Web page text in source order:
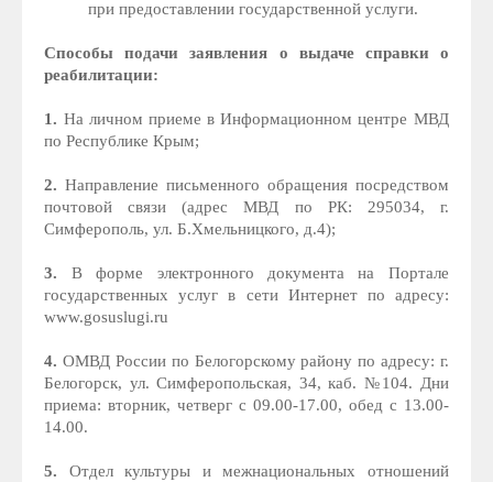
при предоставлении государственной услуги.
Способы подачи заявления о выдаче справки о
реабилитации:
1. На личном приеме в Информационном центре МВД
по Республике Крым;
2. Направление письменного обращения посредством
почтовой связи (адрес МВД по РК: 295034, г.
Симферополь, ул. Б.Хмельницкого, д.4);
3. В форме электронного документа на Портале
государственных услуг в сети Интернет по адресу:
www.gosuslugi.ru
4. ОМВД России по Белогорскому району по адресу: г.
Белогорск, ул. Симферопольская, 34, каб. №104. Дни
приема: вторник, четверг с 09.00-17.00, обед с 13.00-
14.00.
5. Отдел культуры и межнациональных отношений